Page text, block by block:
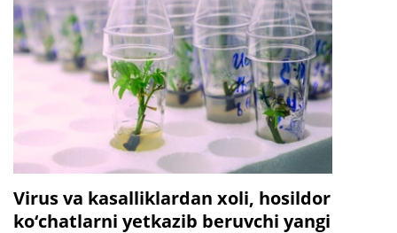
Virus va kasalliklardan xoli, hosildor
ko‘chatlarni yetkazib beruvchi yangi